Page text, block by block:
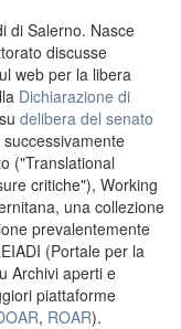
di Salerno. Nasce
discusse
web per la libera
Dichiarazione di
delibera del senato
("Translational
critiche"), Working
una collezione
prevalentemente
(Portale per la
Archivi aperti e
piattaforme
, ROAR).